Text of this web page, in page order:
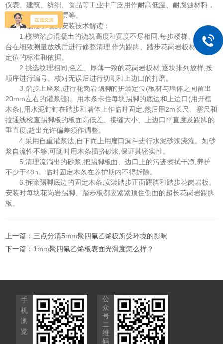
仪表、建筑、纺织、食品等工业中广泛用作耐高低温、耐腐蚀材料，
绝缘材料，防粘涂层等。
四氟楼梯板的安装技术解读：
1.楼梯踏步混凝土的浇筑高度和宽度不尽相同,每步楼梯、休息平
台在细致测量放线后进行修整清理,作为踢脚、踏步花岗岩板材放样、
定位的标准和依据。
2.挑选纹理相同,色差、厚薄一致的花岗岩板材,逐块排列放样,按
顺序进行编号。核对无误后进行切割和上边口的打磨。
3.踏步上座浆,进行花岗岩踢脚的拼装定位(板材与墙体之间留出
20mm左右的灌浆缝)。用木条卡住每块踢脚的底边和上边口(用开槽
木条),用水泥钉钉在踏步和墙体上作临时固定,然后用2m长尺、塞尺和
拉通线检查踢脚板的板面高低差、接缝大小、上边口平直度及踢脚的
垂直度,超出允许偏差须作调整。
4.采用自重灌浆法,自下而上用扁口漏斗进行水泥砂浆浇灌。如砂
浆自流性不够,可随时用木条插挤砂浆,保证其密实性。
5.清理流淌出的砂浆,把踢脚板面、边口上的污迹擦拭干净,养护
不少于48h。临时固定木条在养护期内不得拆除。
6.拆除踢脚底边的固定木条,安装踏步正面踢脚和踏步花岗岩板。
安装时每块花岗岩踢脚、踏步板都应紧紧顶住侧面的超长花岗岩踢脚
板。
上一篇： 三点分清5mm聚四氟乙烯板所受环境的影响
下一篇： 1mm聚四氟乙烯板表面光滑度怎么样？
手
机
浏
览
公
众
号
二
维
码